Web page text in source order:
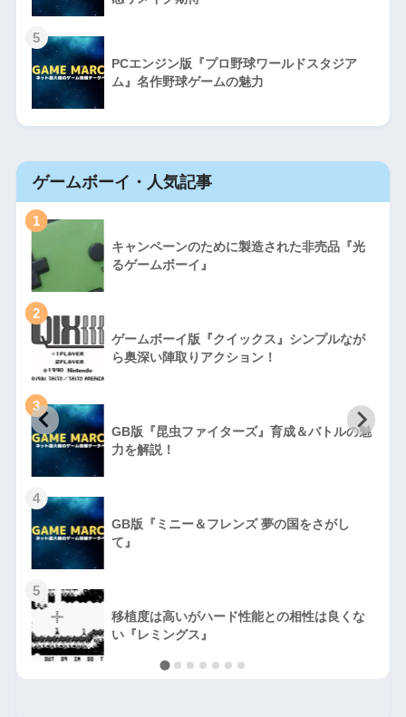
5
PCエンジン版『プロ野球ワールドスタジア
ム』名作野球ゲームの魅力
ゲームボーイ・人気記事
1
キャンペーンのために製造された非売品『光
るゲームボーイ』
2
ゲームボーイ版『クイックス』シンプルなが
ら奥深い陣取りアクション！
3
GB版『昆虫ファイターズ』育成＆バトルの魅
力を解説！
4
GB版『ミニー＆フレンズ 夢の国をさがし
て』
5
移植度は高いがハード性能との相性は良くな
い『レミングス』